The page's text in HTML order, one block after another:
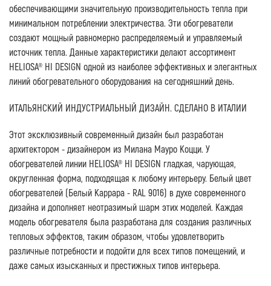
обеспечивающими значительную производительность тепла при
минимальном потреблении электричества. Эти обогреватели
создают мощный равномерно распределяемый и управляемый
источник тепла. Данные характеристики делают ассортимент
HELIOSA® HI DESIGN одной из наиболее эффективных и элегантных
линий обогревательного оборудования на сегодняшний день.
ИТАЛЬЯНСКИЙ ИНДУСТРИАЛЬНЫЙ ДИЗАЙН. СДЕЛАНО В ИТАЛИИ
Этот эксклюзивный современный дизайн был разработан
архитектором - дизайнером из Милана Мауро Коцци. У
обогревателей линии HELIOSA® HI DESIGN гладкая, чарующая,
округленная форма, подходящая к любому интерьеру. Белый цвет
обогревателей (Белый Каррара - RAL 9016) в духе современного
дизайна и дополняет неотразимый шарм этих моделей. Каждая
модель обогревателя была разработана для создания различных
тепловых эффектов, таким образом, чтобы удовлетворить
различные потребности и подойти для всех типов помещений, и
даже самых изысканных и престижных типов интерьера.